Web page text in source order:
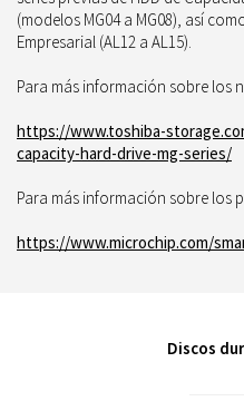
(modelos MG04 a MG08), así
Empresarial (AL12 a AL15).
Para más información sobre los
https://www.toshiba-
capacity-hard-drive-mg-series/
Para más información sobre los
https://www.microchip.com/
Discos